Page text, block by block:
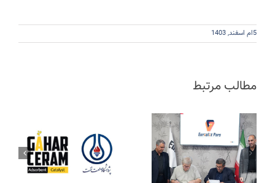
5ام اسفند, 1403
مطالب مرتبط